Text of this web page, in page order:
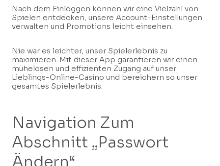
Nach dem Einloggen können wir eine Vielzahl von
Spielen entdecken, unsere Account-Einstellungen
verwalten und Promotions leicht einsehen.
Nie war es leichter, unser Spielerlebnis zu
maximieren. Mit dieser App garantieren wir einen
mühelosen und effizienten Zugang auf unser
Lieblings-Online-Casino und bereichern so unser
gesamtes Spielerlebnis.
Navigation Zum
Abschnitt „Passwort
Ändern“